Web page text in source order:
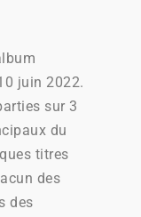
juin 2022.
sur 3
du
titres
des
des